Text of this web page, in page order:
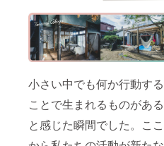
小さい中でも何か行動する
ことで生まれるものがある
と感じた瞬間でした。ここ